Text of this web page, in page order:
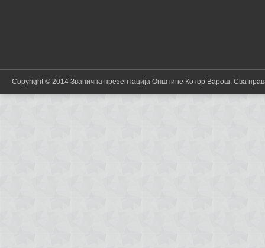
Copyright © 2014 Званична презентација Општине Котор Варош. Сва